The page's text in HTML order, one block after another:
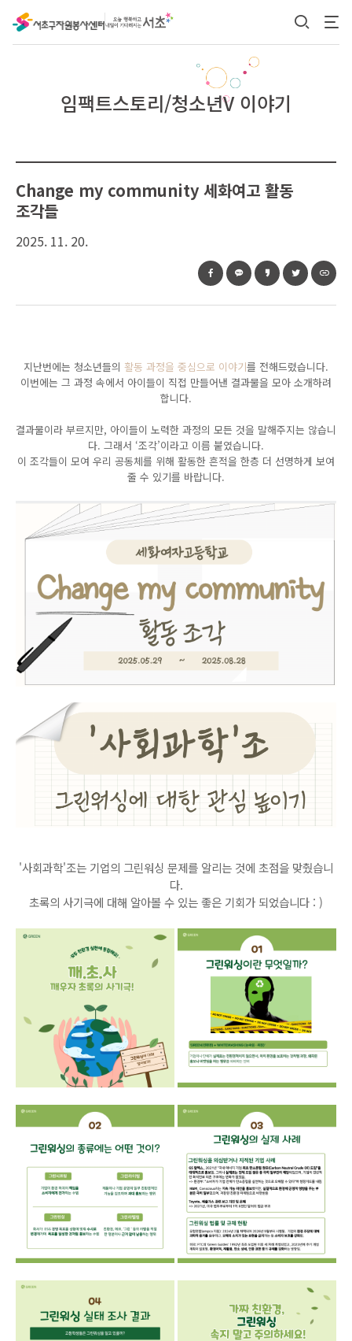
임팩트스토리/청소년V 이야기
Change my community 세화여고 활동
조각들
2025. 11. 20.
지난번에는 청소년들의 활동 과정을 중심으로 이야기를 전해드렸습니다.
이번에는 그 과정 속에서 아이들이 직접 만들어낸 결과물을 모아 소개하려
합니다.
결과물이라 부르지만, 아이들이 노력한 과정의 모든 것을 말해주지는 않습니
다. 그래서 ‘조각’이라고 이름 붙였습니다.
이 조각들이 모여 우리 공동체를 위해 활동한 흔적을 한층 더 선명하게 보여
줄 수 있기를 바랍니다.
'사회과학'조는 기업의 그린워싱 문제를 알리는 것에 초점을 맞췄습니
다.
초록의 사기극에 대해 알아볼 수 있는 좋은 기회가 되었습니다 : )